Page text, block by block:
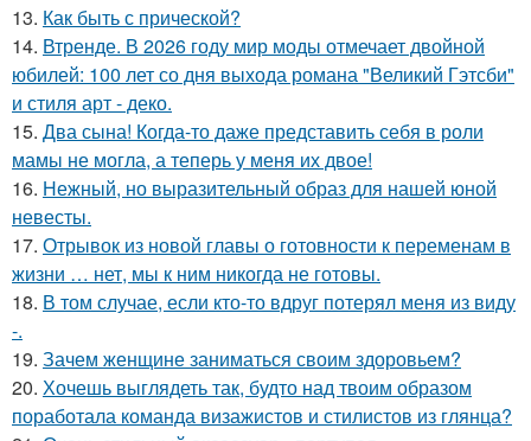
13. Как быть с прической?
14. Втренде. В 2026 году мир моды отмечает двойной
юбилей: 100 лет со дня выхода романа "Великий Гэтсби"
и стиля арт - деко.
15. Два сына! Когда-то даже представить себя в роли
мамы не могла, а теперь у меня их двое!
16. Нежный, но выразительный образ для нашей юной
невесты.
17. Отрывок из новой главы о готовности к переменам в
жизни … нет, мы к ним никогда не готовы.
18. В том случае, если кто-то вдруг потерял меня из виду
-.
19. Зачем женщине заниматься своим здоровьем?
20. Хочешь выглядеть так, будто над твоим образом
поработала команда визажистов и стилистов из глянца?